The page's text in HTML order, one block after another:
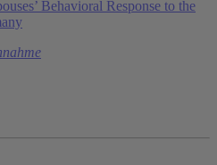
Behavioral Response to the